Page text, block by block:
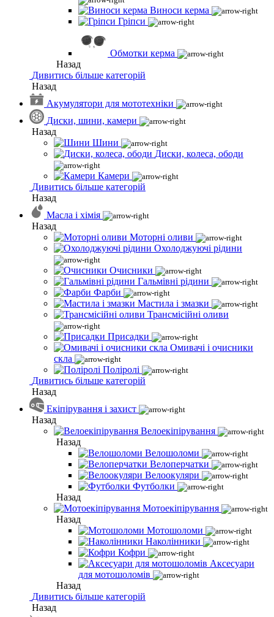
Виноси керма
Гріпси
Обмотки керма
Назад
Дивитись більше категорій
Назад
Акумулятори для мототехніки
Диски, шини, камери
Назад
Шини
Диски, колеса, ободи
Камери
Дивитись більше категорій
Назад
Масла і хімія
Назад
Моторні оливи
Охолоджуючі рідини
Очисники
Гальмівні рідини
Фарби
Мастила і змазки
Трансмісійні оливи
Присадки
Омивачі і очисники
скла
Поліролі
Дивитись більше категорій
Назад
Екіпірування і захист
Назад
Велоекіпірування
Назад
Велошоломи
Велоперчатки
Велоокуляри
Футболки
Назад
Мотоекіпірування
Назад
Мотошоломи
Наколінники
Кофри
Аксесуари
для мотошоломів
Назад
Дивитись більше категорій
Назад